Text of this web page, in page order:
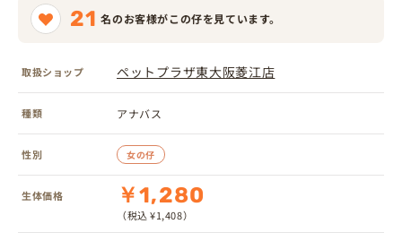
21 名のお客様がこの仔を見ています。
取扱ショップ ペットプラザ東大阪菱江店
種類 アナバス
性別 女の仔
生体価格 ￥1,280
（税込 ¥1,408）